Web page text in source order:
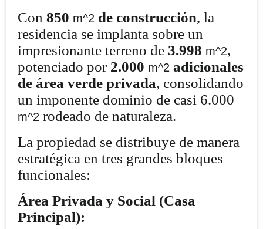
Con 850 m^2 de construcción, la
residencia se implanta sobre un
impresionante terreno de 3.998 m^2,
potenciado por 2.000 m^2 adicionales
de área verde privada, consolidando
un imponente dominio de casi 6.000
m^2 rodeado de naturaleza.
La propiedad se distribuye de manera
estratégica en tres grandes bloques
funcionales:
Área Privada y Social (Casa
Principal):